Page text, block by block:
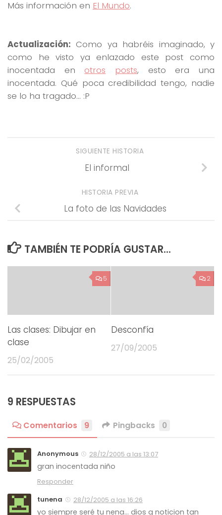
Más información en El Mundo.
Actualización: Como ya habréis imaginado, y
como he visto ya enlazado este post como
inocentada en otros posts, esto era una
inocentada. Qué poca credibilidad tengo, nadie
se lo ha tragado… :P
SIGUIENTE HISTORIA
El informal
HISTORIA PREVIA
La foto de las Navidades
TAMBIÉN TE PODRÍA GUSTAR...
5
Las clases: Dibujar en
clase
25/02/2005
2
Desconfía
27/09/2005
9 RESPUESTAS
Comentarios 9 Pingbacks 0
Anonymous 28/12/2005 a las 13:07
gran inocentada niño
Responder
tunena
28/12/2005 a las 16:26
yo siempre seré tu nena… dios q noticion tan